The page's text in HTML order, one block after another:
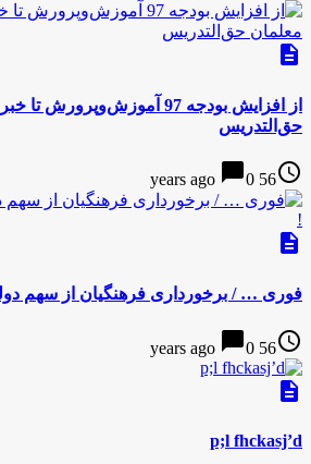
description
از افزایش بودجه 97
حق‌التدریس
access_time
56 years ago
chat_bubble0
description
فوری … / برخورداری فرهنگیان از سهم
access_time
56 years ago
chat_bubble0
description
p;l fhckasj’d